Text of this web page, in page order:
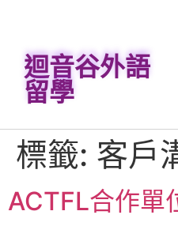
迴音谷外語
留學
標籤: 客戶
ACTFL合作單